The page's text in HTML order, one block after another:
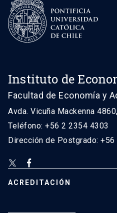
Instituto de
Facultad de Economía y
Avda. Vicuña Mackenna
Teléfono: +56 2 2354 4303
Dirección de Postgrado:
ACREDITACIÓN